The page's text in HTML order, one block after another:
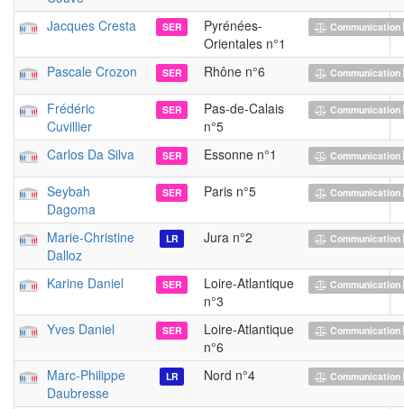
Jacques Cresta SER
Pyrénées-
Orientales n°1
Pascale Crozon SER Rhône n°6
Frédéric
Cuvillier
SER
Pas-de-Calais
n°5
Carlos Da Silva SER Essonne n°1
Seybah
Dagoma
SER Paris n°5
Marie-Christine
Dalloz
LR Jura n°2
Karine Daniel SER
Loire-Atlantique
n°3
Yves Daniel SER
Loire-Atlantique
n°6
Marc-Philippe
Daubresse
LR Nord n°4